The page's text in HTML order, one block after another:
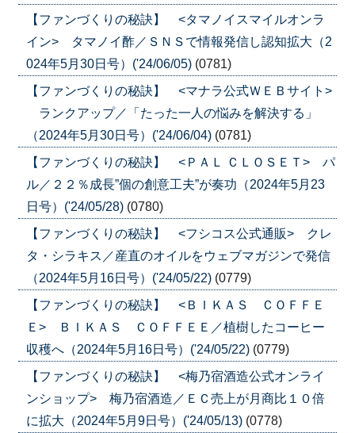
【ファンづくりの秘訣】 <タマノイスマイルオンラ
イン> タマノイ酢／ＳＮＳで情報発信し認知拡大（2
024年5月30日号）('24/06/05) (0781)
【ファンづくりの秘訣】 <マナラ公式ＷＥＢサイト>
ランクアップ／「たった一人の悩みを解決する」
（2024年5月30日号）('24/06/04) (0781)
【ファンづくりの秘訣】 <ＰＡＬ ＣＬＯＳＥＴ> パ
ル／２２％成長”個の創意工夫”が奏功（2024年5月23
日号）('24/05/28) (0780)
【ファンづくりの秘訣】 <フシコス公式通販> クレ
タ・シラキス／産直のオイルをウェブマガジンで発信
（2024年5月16日号）('24/05/22) (0779)
【ファンづくりの秘訣】 <ＢＩＫＡＳ ＣＯＦＦＥ
Ｅ> ＢＩＫＡＳ ＣＯＦＦＥＥ／植樹したコーヒー
収穫へ（2024年5月16日号）('24/05/22) (0779)
【ファンづくりの秘訣】 <梅乃宿酒造公式オンライ
ンショップ> 梅乃宿酒造／ＥＣ売上が月商比１０倍
に拡大（2024年5月9日号）('24/05/13) (0778)